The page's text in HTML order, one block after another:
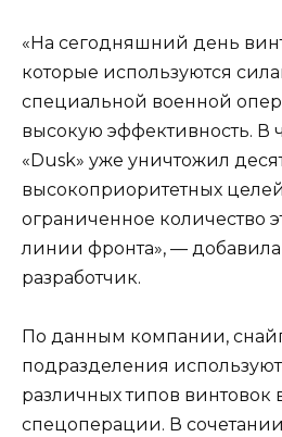
«На сегодняшний день
которые используются
специальной военной
высокую эффективность. В
«Dusk» уже уничтожил
высокоприоритетных
ограниченное количество
линии фронта», —
разработчик.
По данным компании,
подразделения
различных типов винтовок
спецоперации. В сочетании